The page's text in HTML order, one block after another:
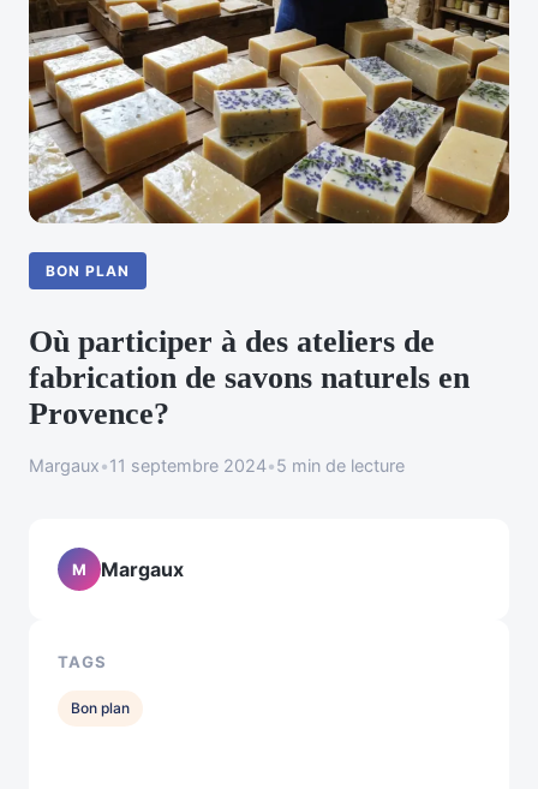
BON PLAN
Où participer à des ateliers de
fabrication de savons naturels en
Provence?
Margaux•11 septembre 2024•5 min de lecture
M Margaux
TAGS
Bon plan